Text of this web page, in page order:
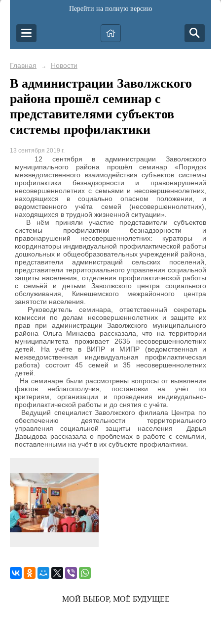
Перейти на полную версию
Главная → Новости
В администрации Заволжского
района прошёл семинар с
представителями субъектов
системы профилактики
13 сентября 2019 г.
12 сентября в администрации Заволжского
муниципального района прошёл семинар «Порядок
межведомственного взаимодействия субъектов системы
профилактики безнадзорности и правонарушений
несовершеннолетних с семьями и несовершеннолетних,
находящихся в социально опасном положении, и
ведомственного учёта семей (несовершеннолетних),
находящихся в трудной жизненной ситуации».
В нём приняли участие представители субъектов
системы профилактики безнадзорности и
правонарушений несовершеннолетних: кураторы и
координаторы индивидуальной профилактической работы
дошкольных и общеобразовательных учреждений района,
представители администраций сельских поселений,
представители территориального управления социальной
защиты населения, отделения профилактической работы
с семьёй и детьми Заволжского центра социального
обслуживания, Кинешемского межрайонного центра
занятости населения.
Руководитель семинара, ответственный секретарь
комиссии по делам несовершеннолетних и защите их
прав при администрации Заволжского муниципального
района Ольга Минаева рассказала, что на территории
муниципалитета проживает 2635 несовершеннолетних
детей. На учёте в ВИПР и МИПР (ведомственная и
межведомственная индивидуальная профилактическая
работа) состоит 45 семей и 35 несовершеннолетних
детей.
На семинаре были рассмотрены вопросы от выявления
фактов неблагополучия, постановки на учёт по
критериям, организации и проведения индивудально-
профилактической работы и до снятия с учёта.
Ведущий специалист Заволжского филиала Центра по
обеспечению деятельности территориального
управления социальной защиты населения Дарья
Давыдова рассказала о проблемах в работе с семьями,
поставленными на учёт в их субъекте профилактики.
МОЙ ВЫБОР, МОЁ БУДУЩЕЕ